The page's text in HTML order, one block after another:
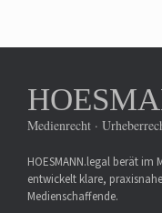
Medienrecht ·
HOESMANN.legal berät
entwickelt klare,
Medienschaffende.